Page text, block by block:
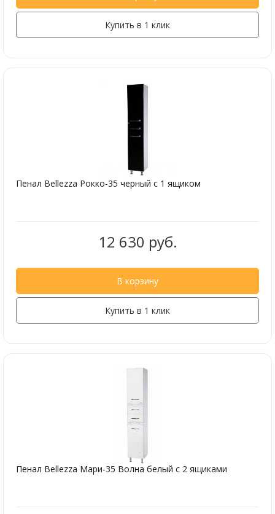
Купить в 1 клик
Пенал Bellezza Рокко-35 черный с 1 ящиком
12 630 руб.
В корзину
Купить в 1 клик
Пенал Bellezza Мари-35 Волна белый с 2 ящиками